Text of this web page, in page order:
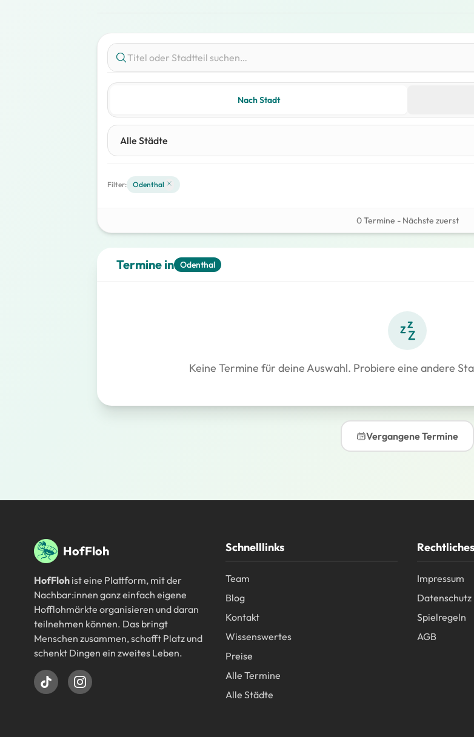
Nach Stadt
Filter: Odenthal
0 Termine - Nächste zuerst
Termine in Odenthal
Keine Termine für deine Auswahl. Probiere eine andere
Vergangene Termine
FußbereichHofFloh
HofFloh ist eine Plattform, mit der
Nachbar:innen ganz einfach eigene
Hofflohmärkte organisieren und daran
teilnehmen können. Das bringt
Menschen zusammen, schafft Platz und
schenkt Dingen ein zweites Leben.
Schnelllinks
Team
Blog
Kontakt
Wissenswertes
Preise
Alle Termine
Alle Städte
Rechtliches
Impressum
Datenschutz
Spielregeln
AGB